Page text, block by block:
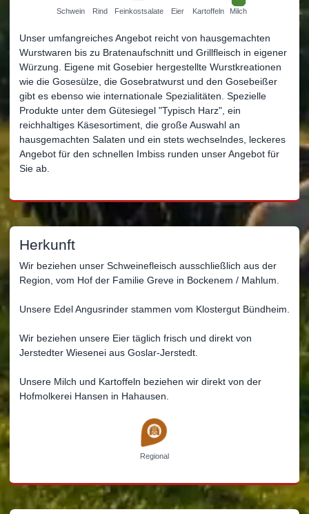
Schwein Rind Feinkostsalate Eier Kartoffeln Milch
Unser umfangreiches Angebot reicht von hausgemachten
Wurstwaren bis zu Bratenaufschnitt und Grillfleisch in eigener
Würzung. Eigene mit Gosebier hergestellte Wurstkreationen
wie die Gosesülze, die Gosebratwurst und den Gosebeißer
gibt es ebenso wie internationale Spezialitäten. Spezielle
Produkte unter dem Gütesiegel "Typisch Harz", ein
reichhaltiges Käsesortiment, die große Auswahl an
hausgemachten Salaten und ein stets wechselndes, leckeres
Angebot für den schnellen Imbiss runden unser Angebot für
Sie ab.
Herkunft
Wir beziehen unser Schweinefleisch ausschließlich aus der
Region, vom Hof der Familie Greve in Bockenem / Mahlum.
Unsere Edel Angusrinder stammen vom Klostergut Bündheim.
Wir beziehen unsere Eier täglich frisch und direkt von
Jerstedter Wiesenei aus Goslar-Jerstedt.
Unsere Milch und Kartoffeln beziehen wir direkt von der
Hofmolkerei Hansen in Hahausen.
Regional